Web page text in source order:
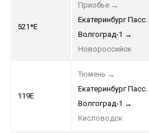
521*Е
Приобье →
Екатеринбург Пасс.
Волгоград-1 →
Новороссийск
119Е
Тюмень →
Екатеринбург Пасс.
Волгоград-1 →
Кисловодск